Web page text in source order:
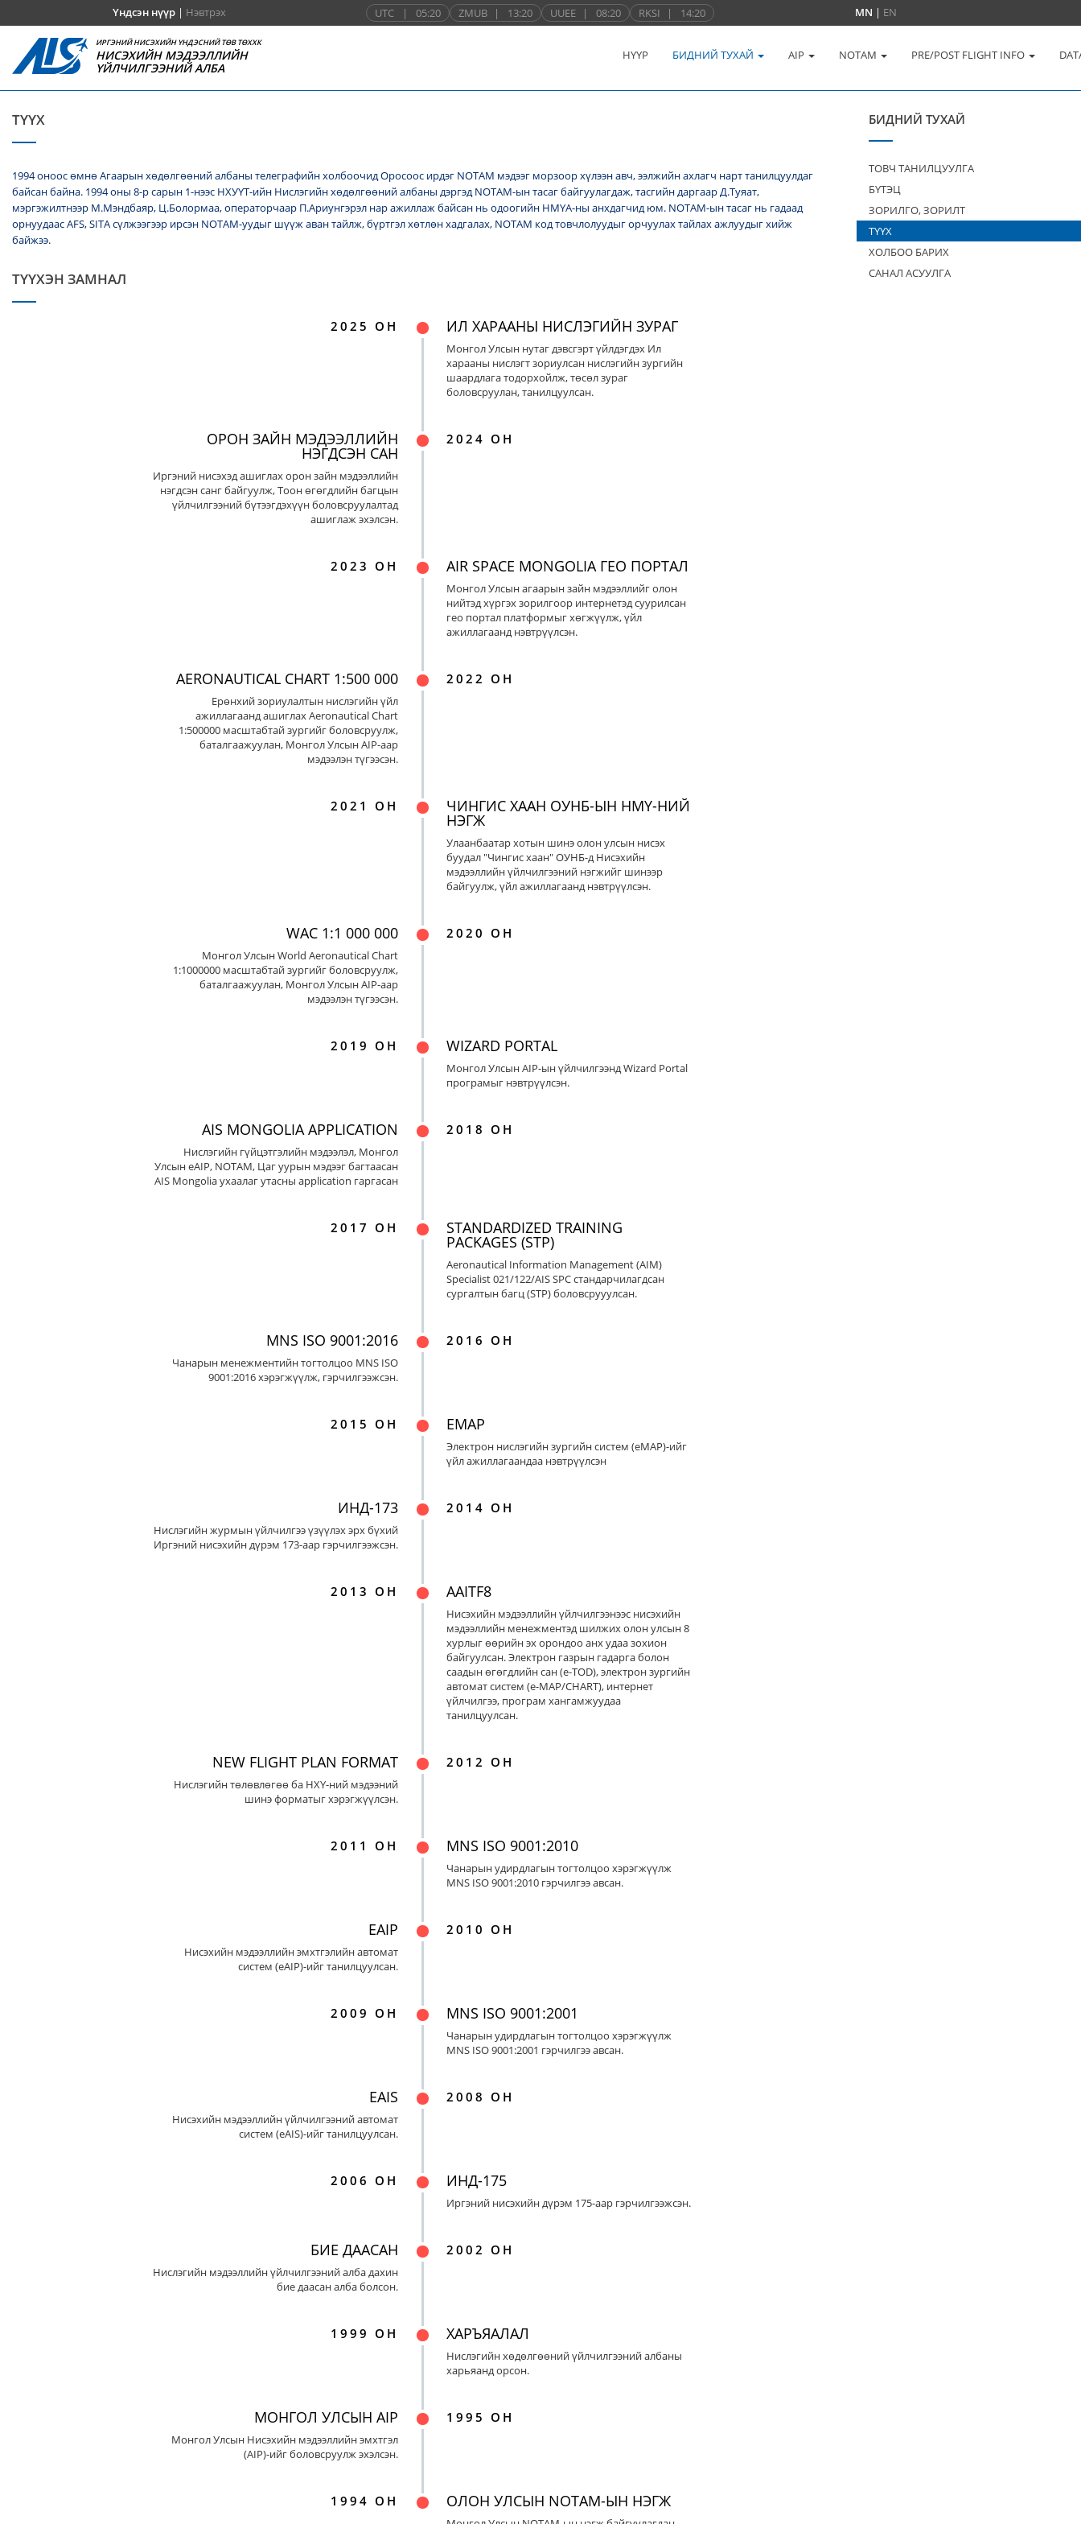
Үндсэн нүүр| Нэвтрэх UTC | 05:20 ZMUB | 13:20 UUEE | 08:20 RKSI | 14:20 MN | EN
ИРГЭНИЙ НИСЭХИЙН ҮНДЭСНИЙ ТӨВ ТӨХХК
НИСЭХИЙН МЭДЭЭЛЛИЙН
ҮЙЛЧИЛГЭЭНИЙ АЛБА
НҮҮР БИДНИЙ ТУХАЙ AIP NOTAM PRE/POST FLIGHT INFO
ТҮҮХ
1994 оноос өмнө Агаарын хөдөлгөөний албаны телеграфийн холбоочид Оросоос ирдэг NОТАМ мэдээг морзоор хүлээн авч, ээлжийн ахлагч нарт танилцуулдаг
байсан байна. 1994 оны 8-р сарын 1-нээс НХУҮТ-ийн Нислэгийн хөдөлгөөний албаны дэргэд NОТАМ-ын тасаг байгуулагдаж, тасгийн даргаар Д.Туяат,
мэргэжилтнээр М.Мэндбаяр, Ц.Болормаа, операторчаар П.Ариунгэрэл нар ажиллаж байсан нь одоогийн НМҮА-ны анхдагчид юм. NOTAM-ын тасаг нь гадаад
орнуудаас AFS, SITA сүлжээгээр ирсэн NОТАМ-уудыг шүүж аван тайлж, бүртгэл хөтлөн хадгалах, NОТАМ код товчлолуудыг орчуулах тайлах ажлуудыг хийж
байжээ.
ТҮҮХЭН ЗАМНАЛ
2025 ОН ИЛ ХАРААНЫ НИСЛЭГИЙН ЗУРАГ
Монгол Улсын нутаг дэвсгэрт үйлдэгдэх Ил
харааны нислэгт зориулсан нислэгийн зургийн
шаардлага тодорхойлж, төсөл зураг
боловсруулан, танилцуулсан.
2024 ОН
ОРОН ЗАЙН МЭДЭЭЛЛИЙН
НЭГДСЭН САН
Иргэний нисэхэд ашиглах орон зайн мэдээллийн
нэгдсэн санг байгуулж, Тоон өгөгдлийн багцын
үйлчилгээний бүтээгдэхүүн боловсруулалтад
ашиглаж эхэлсэн.
2023 ОН AIR SPACE MONGOLIA ГЕО ПОРТАЛ
Монгол Улсын агаарын зайн мэдээллийг олон
нийтэд хүргэх зорилгоор интернетэд суурилсан
гео портал платформыг хөгжүүлж, үйл
ажиллагаанд нэвтрүүлсэн.
2022 ОН
AERONAUTICAL CHART 1:500 000
Ерөнхий зориулалтын нислэгийн үйл
ажиллагаанд ашиглах Aeronautical Chart
1:500000 масштабтай зургийг боловсруулж,
баталгаажуулан, Монгол Улсын AIP-аар
мэдээлэн түгээсэн.
2021 ОН ЧИНГИС ХААН ОУНБ-ЫН НМҮ-НИЙ
НЭГЖ
Улаанбаатар хотын шинэ олон улсын нисэх
буудал "Чингис хаан" ОУНБ-д Нисэхийн
мэдээллийн үйлчилгээний нэгжийг шинээр
байгуулж, үйл ажиллагаанд нэвтрүүлсэн.
2020 ОН
WAC 1:1 000 000
Монгол Улсын World Aeronautical Chart
1:1000000 масштабтай зургийг боловсруулж,
баталгаажуулан, Монгол Улсын AIP-аар
мэдээлэн түгээсэн.
2019 ОН WIZARD PORTAL
Монгол Улсын AIP-ын үйлчилгээнд Wizard Portal
програмыг нэвтрүүлсэн.
2018 ОН
AIS MONGOLIA APPLICATION
Нислэгийн гүйцэтгэлийн мэдээлэл, Монгол
Улсын eAIP, NOTAM, Цаг уурын мэдээг багтаасан
AIS Mongolia ухаалаг утасны application гаргасан
2017 ОН STANDARDIZED TRAINING
PACKAGES (STP)
Aeronautical Information Management (AIM)
Specialist 021/122/AIS SPC стандарчилагдсан
сургалтын багц (STP) боловсрууулсан.
2016 ОН
MNS ISO 9001:2016
Чанарын менежментийн тогтолцоо MNS ISO
9001:2016 хэрэгжүүлж, гэрчилгээжсэн.
2015 ОН EMAP
Электрон нислэгийн зургийн систем (eMAP)-ийг
үйл ажиллагаандаа нэвтрүүлсэн
2014 ОН
ИНД-173
Нислэгийн журмын үйлчилгээ үзүүлэх эрх бүхий
Иргэний нисэхийн дүрэм 173-аар гэрчилгээжсэн.
2013 ОН AAITF8
Нисэхийн мэдээллийн үйлчилгээнээс нисэхийн
мэдээллийн менежментэд шилжих олон улсын 8
хурлыг өөрийн эх орондоо анх удаа зохион
байгуулсан. Электрон газрын гадарга болон
саадын өгөгдлийн сан (e-TOD), электрон зургийн
автомат систем (e-MAP/CHART), интернет
үйлчилгээ, програм хангамжуудаа
танилцуулсан.
2012 ОН
NEW FLIGHT PLAN FORMAT
Нислэгийн төлөвлөгөө ба НХҮ-ний мэдээний
шинэ форматыг хэрэгжүүлсэн.
2011 ОН MNS ISO 9001:2010
Чанарын удирдлагын тогтолцоо хэрэгжүүлж
MNS ISO 9001:2010 гэрчилгээ авсан.
2010 ОН
EAIP
Нисэхийн мэдээллийн эмхтгэлийн автомат
систем (eAIP)-ийг танилцуулсан.
2009 ОН MNS ISO 9001:2001
Чанарын удирдлагын тогтолцоо хэрэгжүүлж
MNS ISO 9001:2001 гэрчилгээ авсан.
2008 ОН
EAIS
Нисэхийн мэдээллийн үйлчилгээний автомат
систем (eAIS)-ийг танилцуулсан.
2006 ОН ИНД-175
Иргэний нисэхийн дүрэм 175-аар гэрчилгээжсэн.
2002 ОН
БИЕ ДААСАН
Нислэгийн мэдээллийн үйлчилгээний алба дахин
бие даасан алба болсон.
1999 ОН ХАРЪЯАЛАЛ
Нислэгийн хөдөлгөөний үйлчилгээний албаны
харьяанд орсон.
1995 ОН
МОНГОЛ УЛСЫН AIP
Монгол Улсын Нисэхийн мэдээллийн эмхтгэл
(AIP)-ийг боловсруулж эхэлсэн.
1994 ОН ОЛОН УЛСЫН NOTAM-ЫН НЭГЖ
БИДНИЙ ТУХАЙ
ТОВЧ ТАНИЛЦУУЛГА
БҮТЭЦ
ЗОРИЛГО, ЗОРИЛТ
ТҮҮХ
ХОЛБОО БАРИХ
САНАЛ АСУУЛГА